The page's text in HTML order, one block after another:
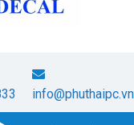
info@phuthaipc.vn